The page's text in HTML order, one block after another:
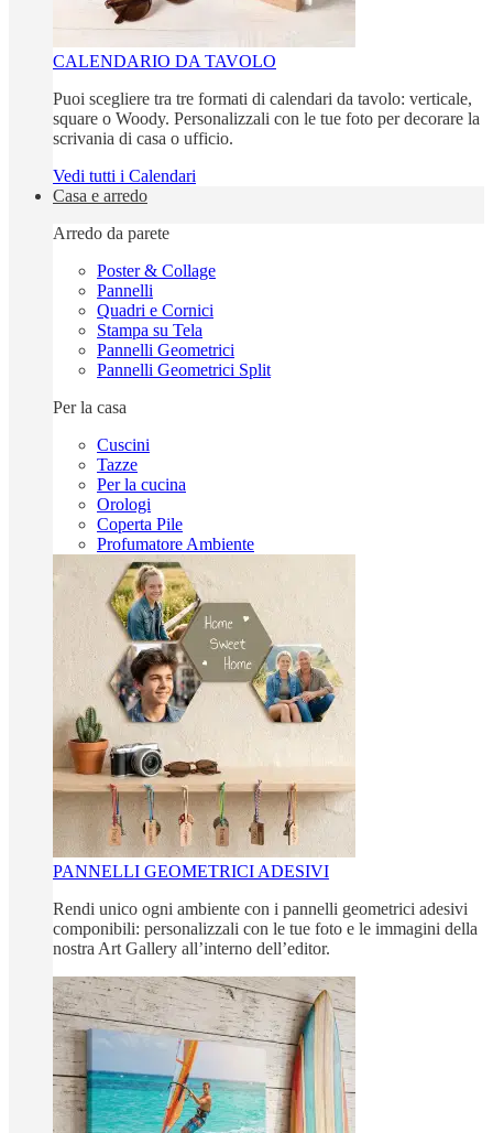
CALENDARIO DA TAVOLO
Puoi scegliere tra tre formati di calendari da tavolo: verticale,
square o Woody. Personalizzali con le tue foto per decorare la
scrivania di casa o ufficio.
Vedi tutti i Calendari
Casa e arredo
Arredo da parete
Poster & Collage
Pannelli
Quadri e Cornici
Stampa su Tela
Pannelli Geometrici
Pannelli Geometrici Split
Per la casa
Cuscini
Tazze
Per la cucina
Orologi
Coperta Pile
Profumatore Ambiente
PANNELLI GEOMETRICI ADESIVI
Rendi unico ogni ambiente con i pannelli geometrici adesivi
componibili: personalizzali con le tue foto e le immagini della
nostra Art Gallery all’interno dell’editor.